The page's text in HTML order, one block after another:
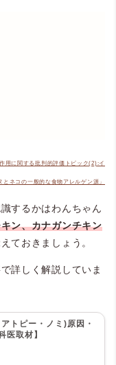
用に関する批判的評価トピック(2):イ
とネコの一般的な食物アレルゲン源」
するかはわんちゃん
ン、カナガンチキン
ておきましょう。
詳しく解説していま
トピー・ノミ)原因・
医取材】